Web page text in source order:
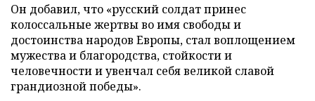
Он добавил, что «русский солдат принес
колоссальные жертвы во имя свободы и
достоинства народов Европы, стал воплощением
мужества и благородства, стойкости и
человечности и увенчал себя великой славой
грандиозной победы».